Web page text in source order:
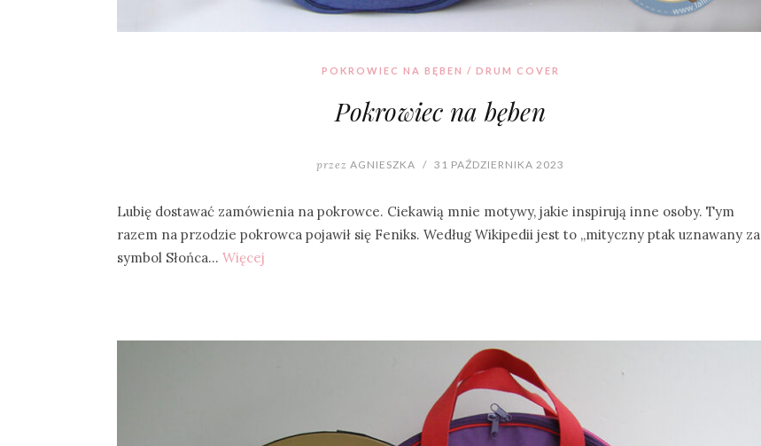
POKROWIEC NA BĘBEN / DRUM COVER
Pokrowiec na bęben
przez AGNIESZKA / 31 PAŹDZIERNIKA 2023
Lubię dostawać zamówienia na pokrowce. Ciekawią mnie motywy, jakie inspirują inne osoby. Tym
razem na przodzie pokrowca pojawił się Feniks. Według Wikipedii jest to „mityczny ptak uznawany za
symbol Słońca… Więcej